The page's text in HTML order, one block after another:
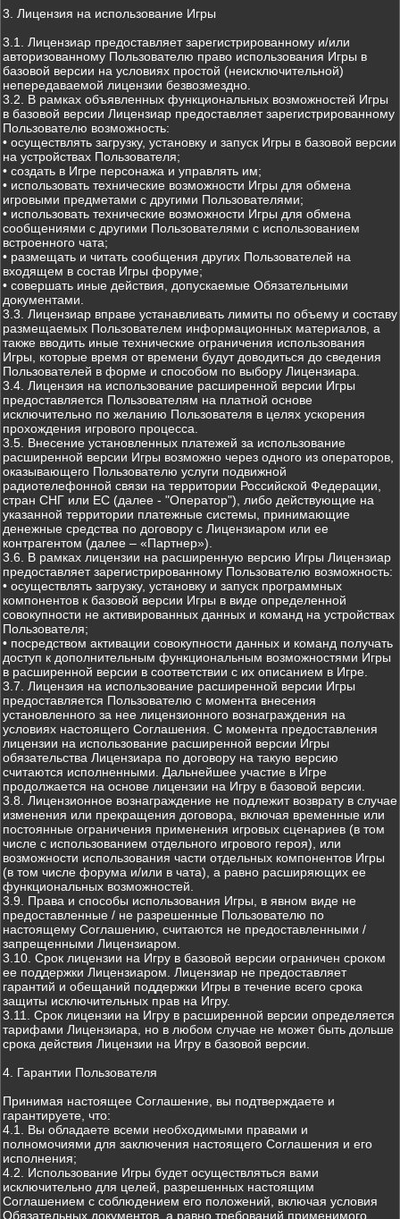
3. Лицензия на использование Игры
3.1. Лицензиар предоставляет зарегистрированному и/или
авторизованному Пользователю право использования Игры в
базовой версии на условиях простой (неисключительной)
непередаваемой лицензии безвозмездно.
3.2. В рамках объявленных функциональных возможностей Игры
в базовой версии Лицензиар предоставляет зарегистрированному
Пользователю возможность:
• осуществлять загрузку, установку и запуск Игры в базовой версии
на устройствах Пользователя;
• создать в Игре персонажа и управлять им;
• использовать технические возможности Игры для обмена
игровыми предметами с другими Пользователями;
• использовать технические возможности Игры для обмена
сообщениями с другими Пользователями с использованием
встроенного чата;
• размещать и читать сообщения других Пользователей на
входящем в состав Игры форуме;
• совершать иные действия, допускаемые Обязательными
документами.
3.3. Лицензиар вправе устанавливать лимиты по объему и составу
размещаемых Пользователем информационных материалов, а
также вводить иные технические ограничения использования
Игры, которые время от времени будут доводиться до сведения
Пользователей в форме и способом по выбору Лицензиара.
3.4. Лицензия на использование расширенной версии Игры
предоставляется Пользователям на платной основе
исключительно по желанию Пользователя в целях ускорения
прохождения игрового процесса.
3.5. Внесение установленных платежей за использование
расширенной версии Игры возможно через одного из операторов,
оказывающего Пользователю услуги подвижной
радиотелефонной связи на территории Российской Федерации,
стран СНГ или ЕС (далее - "Оператор"), либо действующие на
указанной территории платежные системы, принимающие
денежные средства по договору с Лицензиаром или ее
контрагентом (далее – «Партнер»).
3.6. В рамках лицензии на расширенную версию Игры Лицензиар
предоставляет зарегистрированному Пользователю возможность:
• осуществлять загрузку, установку и запуск программных
компонентов к базовой версии Игры в виде определенной
совокупности не активированных данных и команд на устройствах
Пользователя;
• посредством активации совокупности данных и команд получать
доступ к дополнительным функциональным возможностями Игры
в расширенной версии в соответствии с их описанием в Игре.
3.7. Лицензия на использование расширенной версии Игры
предоставляется Пользователю с момента внесения
установленного за нее лицензионного вознаграждения на
условиях настоящего Соглашения. С момента предоставления
лицензии на использование расширенной версии Игры
обязательства Лицензиара по договору на такую версию
считаются исполненными. Дальнейшее участие в Игре
продолжается на основе лицензии на Игру в базовой версии.
3.8. Лицензионное вознаграждение не подлежит возврату в случае
изменения или прекращения договора, включая временные или
постоянные ограничения применения игровых сценариев (в том
числе с использованием отдельного игрового героя), или
возможности использования части отдельных компонентов Игры
(в том числе форума и/или в чата), а равно расширяющих ее
функциональных возможностей.
3.9. Права и способы использования Игры, в явном виде не
предоставленные / не разрешенные Пользователю по
настоящему Соглашению, считаются не предоставленными /
запрещенными Лицензиаром.
3.10. Срок лицензии на Игру в базовой версии ограничен сроком
ее поддержки Лицензиаром. Лицензиар не предоставляет
гарантий и обещаний поддержки Игры в течение всего срока
защиты исключительных прав на Игру.
3.11. Срок лицензии на Игру в расширенной версии определяется
тарифами Лицензиара, но в любом случае не может быть дольше
срока действия Лицензии на Игру в базовой версии.
4. Гарантии Пользователя
Принимая настоящее Соглашение, вы подтверждаете и
гарантируете, что:
4.1. Вы обладаете всеми необходимыми правами и
полномочиями для заключения настоящего Соглашения и его
исполнения;
4.2. Использование Игры будет осуществляться вами
исключительно для целей, разрешенных настоящим
Соглашением с соблюдением его положений, включая условия
Обязательных документов, а равно требований применимого